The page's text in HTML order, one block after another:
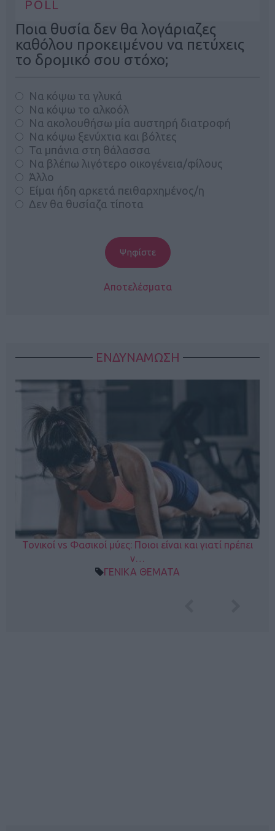
POLL
Ποια θυσία δεν θα λογάριαζες
καθόλου προκειμένου να πετύχεις
το δρομικό σου στόχο;
Να κόψω τα γλυκά
Να κόψω το αλκοόλ
Να ακολουθήσω μία αυστηρή διατροφή
Να κόψω ξενύχτια και βόλτες
Τα μπάνια στη θάλασσα
Να βλέπω λιγότερο οικογένεια/φίλους
Άλλο
Είμαι ήδη αρκετά πειθαρχημένος/η
Δεν θα θυσίαζα τίποτα
Αποτελέσματα
ΕΝΔΥΝΑΜΩΣΗ
Τονικοί vs Φασικοί μύες: Ποιοι είναι και γιατί πρέπει
ν…
ΓΕΝΙΚΑ ΘΕΜΑΤΑ